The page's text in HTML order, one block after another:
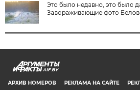
Это было недавно, это было
Завораживающие фото
AIF.BY
АРХИВ НОМЕРОВ РЕКЛАМА НА САЙТЕ